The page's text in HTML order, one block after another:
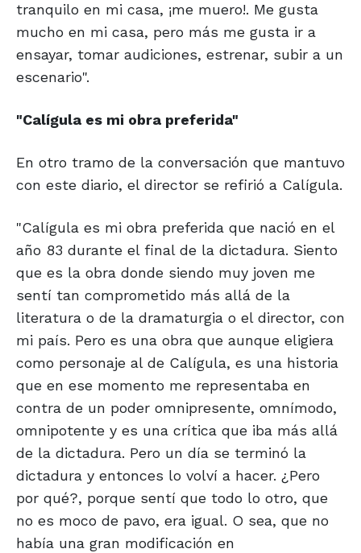
tranquilo en mi casa, ¡me muero!. Me gusta
mucho en mi casa, pero más me gusta ir a
ensayar, tomar audiciones, estrenar, subir a un
escenario".
"Calígula es mi obra preferida"
En otro tramo de la conversación que mantuvo
con este diario, el director se refirió a Calígula.
"Calígula es mi obra preferida que nació en el
año 83 durante el final de la dictadura. Siento
que es la obra donde siendo muy joven me
sentí tan comprometido más allá de la
literatura o de la dramaturgia o el director, con
mi país. Pero es una obra que aunque eligiera
como personaje al de Calígula, es una historia
que en ese momento me representaba en
contra de un poder omnipresente, omnímodo,
omnipotente y es una crítica que iba más allá
de la dictadura. Pero un día se terminó la
dictadura y entonces lo volví a hacer. ¿Pero
por qué?, porque sentí que todo lo otro, que
no es moco de pavo, era igual. O sea, que no
había una gran modificación en